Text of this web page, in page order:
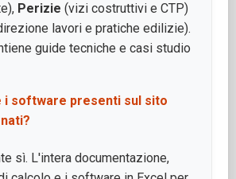
Perizie (vizi costruttivi e CTP)
lavori e pratiche edilizie).
guide tecniche e casi studio
i software presenti sul sito
sì. L'intera documentazione,